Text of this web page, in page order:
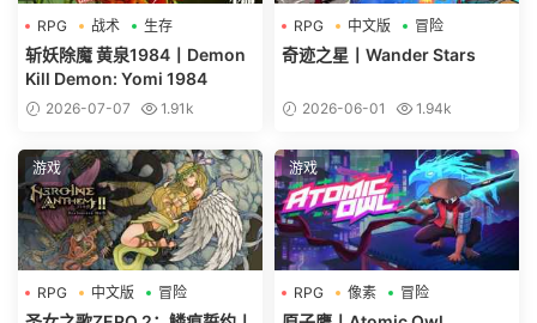
RPG 战术 生存
斩妖除魔 黄泉1984丨Demon
Kill Demon: Yomi 1984
2026-07-07 1.91k
RPG 中文版 冒险
奇迹之星丨Wander Stars
2026-06-01 1.94k
游戏
RPG 中文版 冒险
游戏
RPG 像素 冒险